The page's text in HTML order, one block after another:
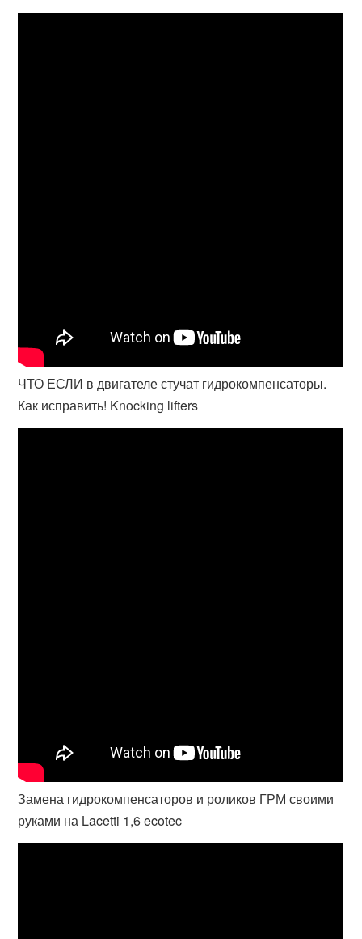
ЧТО ЕСЛИ в двигателе стучат гидрокомпенсаторы.
Как исправить! Knocking lifters
Замена гидрокомпенсаторов и роликов ГРМ своими
руками на Lacetti 1,6 ecotec